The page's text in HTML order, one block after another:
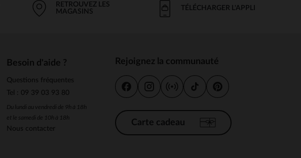
RETROUVEZ LES
MAGASINS
TÉLÉCHARGER L'APPLI
Besoin d'aide ?
Questions fréquentes
Tel : 09 39 03 93 80
Du lundi au vendredi de 9h à 18h
et le samedi de 10h à 18h
Nous contacter
Rejoignez la communauté
Carte cadeau